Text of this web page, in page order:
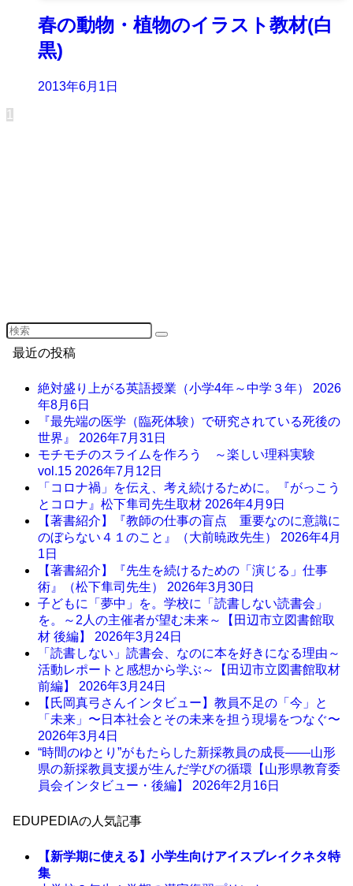
春の動物・植物のイラスト教材(白
黒)
2013年6月1日
1
最近の投稿
絶対盛り上がる英語授業（小学4年～中学３年） 2026
年8月6日
『最先端の医学（臨死体験）で研究されている死後の
世界』 2026年7月31日
モチモチのスライムを作ろう ～楽しい理科実験
vol.15 2026年7月12日
「コロナ禍」を伝え、考え続けるために。『がっこう
とコロナ』松下隼司先生取材 2026年4月9日
【著書紹介】『教師の仕事の盲点 重要なのに意識に
のぼらない４１のこと』（大前暁政先生） 2026年4月
1日
【著書紹介】『先生を続けるための「演じる」仕事
術』（松下隼司先生） 2026年3月30日
子どもに「夢中」を。学校に「読書しない読書会」
を。～2人の主催者が望む未来～【田辺市立図書館取
材 後編】 2026年3月24日
「読書しない」読書会、なのに本を好きになる理由～
活動レポートと感想から学ぶ～【田辺市立図書館取材
前編】 2026年3月24日
【氏岡真弓さんインタビュー】教員不足の「今」と
「未来」〜日本社会とその未来を担う現場をつなぐ〜
2026年3月4日
“時間のゆとり”がもたらした新採教員の成長――山形
県の新採教員支援が生んだ学びの循環【山形県教育委
員会インタビュー・後編】 2026年2月16日
EDUPEDIAの人気記事
【新学期に使える】小学生向けアイスブレイクネタ特
集